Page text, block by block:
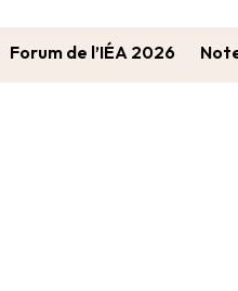
Forum de l’IÉA 2026